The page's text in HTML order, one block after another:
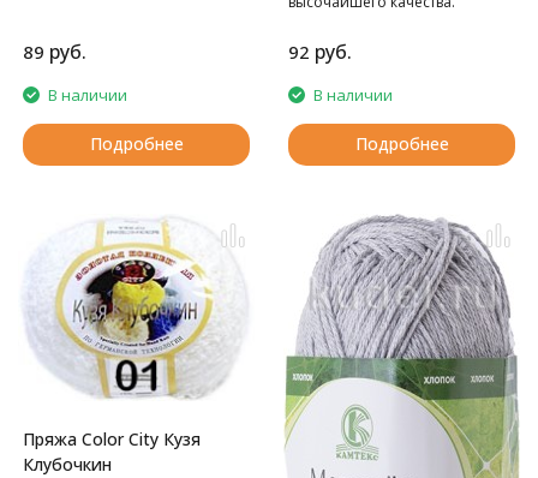
89 руб.
В наличии
Подробнее
92 руб.
В наличии
Подробнее
Пряжа Color City Кузя
Клубочкин